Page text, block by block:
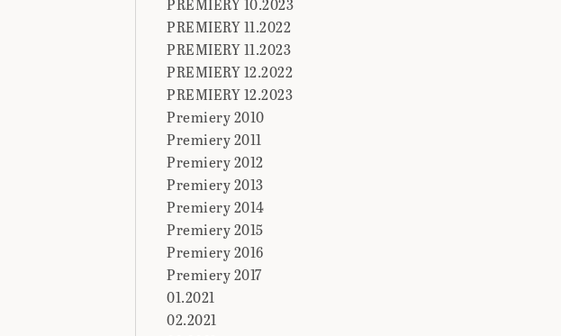
PREMIERY 11.2022
PREMIERY 11.2023
PREMIERY 12.2022
PREMIERY 12.2023
Premiery 2010
Premiery 2011
Premiery 2012
Premiery 2013
Premiery 2014
Premiery 2015
Premiery 2016
Premiery 2017
01.2021
02.2021